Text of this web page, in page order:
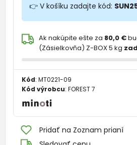
👉 V košíku zadajte kód:
Ak nakúpite ešte za 80,0 €
(Zásielkovňa) Z-BOX 5 kg
Kód: MT0221-09
Kód výrobcu: FOREST 7
Pridať na Zoznam prianí